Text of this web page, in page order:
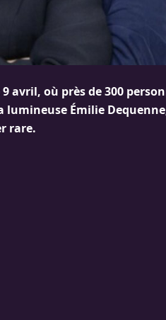
avril, où près de 300
lumineuse Émilie
rare.